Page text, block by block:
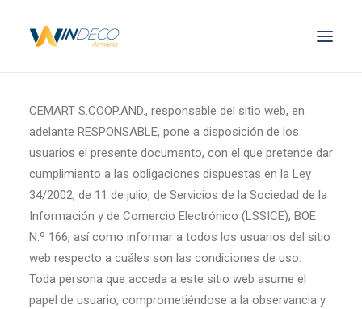
Puertas
Search
CEMART S.COOP.AND., responsable del sitio web, en
adelante RESPONSABLE, pone a disposición de los
usuarios el presente documento, con el que pretende dar
cumplimiento a las obligaciones dispuestas en la Ley
34/2002, de 11 de julio, de Servicios de la Sociedad de la
Información y de Comercio Electrónico (LSSICE), BOE
N.º 166, así como informar a todos los usuarios del sitio
web respecto a cuáles son las condiciones de uso.
Toda persona que acceda a este sitio web asume el
papel de usuario, comprometiéndose a la observancia y